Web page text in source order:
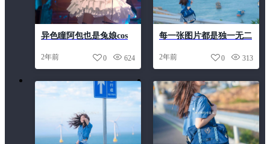
异色瞳阿包也是兔娘cos
推荐
2年前 624
0
每一张图片都是独一无二
呆不负眼前
2年前 313
0